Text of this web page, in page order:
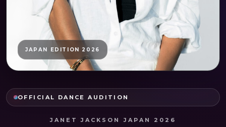
OFFICIAL DANCE AUDITION
JANET JACKSON JAPAN 2026
JAPAN EDITION 2026